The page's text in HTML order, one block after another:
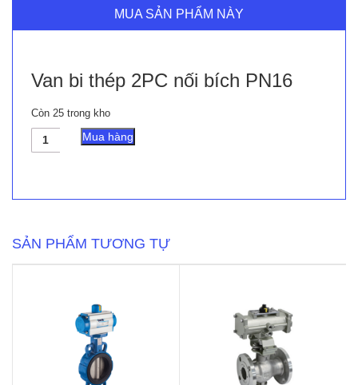
MUA SẢN PHẨM NÀY
Van bi thép 2PC nối bích PN16
Còn 25 trong kho
Van
lượng
Mua hàng
SẢN PHẨM TƯƠNG TỰ